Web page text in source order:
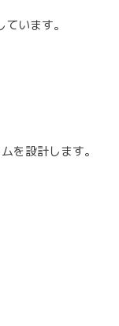
います。
を設計します。